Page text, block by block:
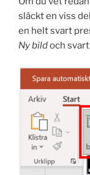
släckt en viss
en helt svart
Ny bildoch svart